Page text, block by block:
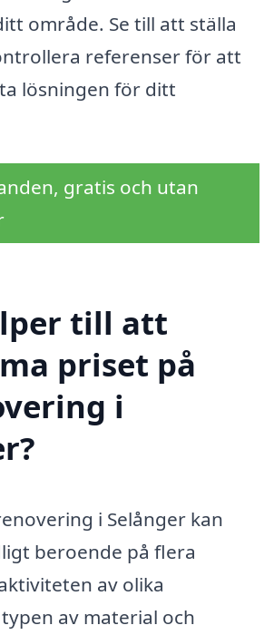
område. Se till att ställa
referenser för att
lösningen för ditt
gratis och utan
till att
priset på
i
i Selånger kan
beroende på flera
av olika
av material och